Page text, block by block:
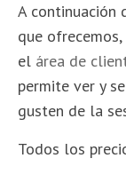
A continuación
que
el área de
permite ver y
gusten de la
Todos los